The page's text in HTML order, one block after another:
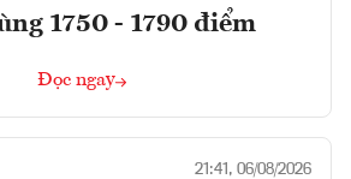
1750 - 1790 điểm
Đọc ngay
21:41, 06/08/2026